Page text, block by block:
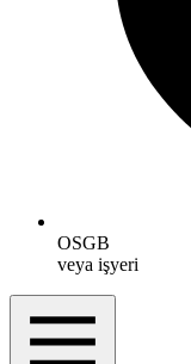
OSGB
veya işyeri